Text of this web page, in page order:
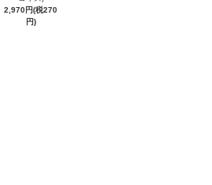
2,970円(税270
円)